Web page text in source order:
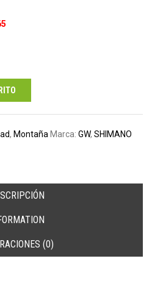
, Montaña Marca: GW, SHIMANO
(0)